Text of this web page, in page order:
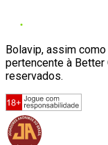
Bolavip, assim
pertencente à
reservados.